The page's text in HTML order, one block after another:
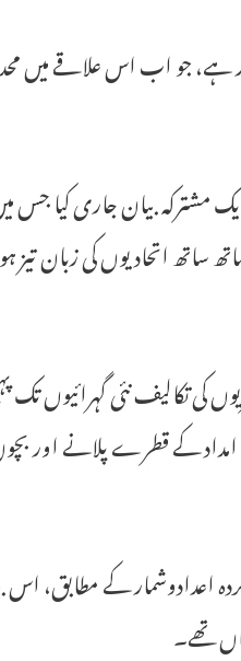
شکار ہے، جو اب اس علاقے میں
مشترکہ بیان جاری کیا جس
اتحادیوں کی زبان تیز
کی تکالیف نئی گہرائیوں تک
امداد کے قطرے پلانے اور
تھے۔